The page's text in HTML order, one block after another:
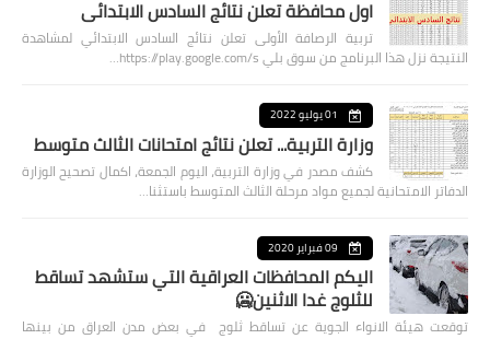
اول محافظة تعلن نتائج السادس الابتدائي
تربية الرصافة الأولى تعلن نتائج السادس الابتدائي لمشاهدة
النتيجة نزل هذا البرنامج من سوق بلي https://play.google.com/s…
01 يوليو 2022
وزارة التربية... تعلن نتائج امتحانات الثالث متوسط
كشف مصدر في وزارة التربية، اليوم الجمعة، اكمال تصحيح الوزارة
الدفاتر الامتحانية لجميع مواد مرحلة الثالث المتوسط باستثنا…
09 فبراير 2020
اليكم المحافظات العراقية التي ستشهد تساقط
للثلوج غدا الاثنين🥶
توقعت هيئة الانواء الجوية عن تساقط ثلوج في بعض مدن العراق من بينها